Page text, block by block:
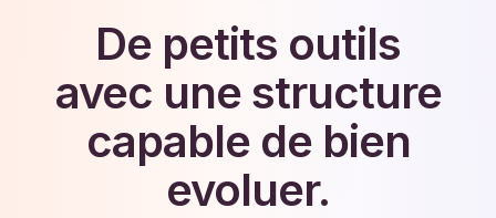
De petits outils
avec une structure
capable de bien
evoluer.